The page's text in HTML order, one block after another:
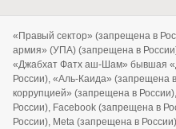
«Правый сектор» (запрещена в
армия» (УПА) (запрещена в
«Джабхат Фатх аш-Шам» бывшая
России), «Аль-Каида» (запрещена
коррупцией» (запрещена в
России), Facebook (запрещена в
России), Meta (запрещена в